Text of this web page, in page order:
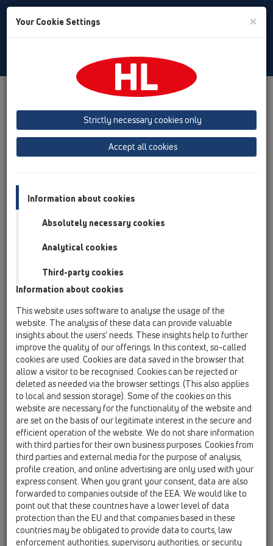
Toggle
přehled produktů 19 Příslušenství
přehled produktů
19 Příslušenství
Příslušenství
HL01016D
19 Příslušenství / Příslušenství / Náhradní díly /
O-kroužek těsnění DN40
HL01017D
19 Příslušenství / Příslušenství / Náhradní díly /
HL01017D
O-kroužek těsnění DN50
HL01027D
19 Příslušenství / Příslušenství / Náhradní díly /
HL01027D
Pryžové lamelové těsnění DN50
HL01028D
19 Příslušenství / Příslušenství / Náhradní díly /
HL01028D
Pryžové lamelové těsnění DN75
HL01029D
19 Příslušenství / Příslušenství / Náhradní díly /
HL01029D
Pryžové lamelové těsnění DN110
HL01049D
Your Cookie Settings ×
Strictly necessary cookies only
Accept all cookies
Information about cookies
Absolutely necessary cookies
Analytical cookies
Third-party cookies
Information about cookies
This website uses software to analyse the usage of the
website. The analysis of these data can provide valuable
insights about the users’ needs. These insights help to further
improve the quality of our offerings. In this context, so-called
cookies are used. Cookies are data saved in the browser that
allow a visitor to be recognised. Cookies can be rejected or
deleted as needed via the browser settings. (This also applies
to local and session storage). Some of the cookies on this
website are necessary for the functionality of the website and
are set on the basis of our legitimate interest in the secure and
efficient operation of the website. We do not share information
with third parties for their own business purposes. Cookies from
third parties and external media for the purpose of analysis,
profile creation, and online advertising are only used with your
express consent. When you grant your consent, data are also
forwarded to companies outside of the EEA. We would like to
point out that these countries have a lower level of data
protection than the EU and that companies based in these
countries may be obligated to provide data to courts, law
enforcement authorities, supervisory authorities, or security